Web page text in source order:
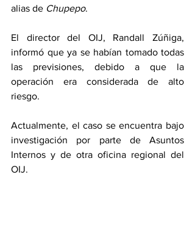
alias de Chupepo.
El director del OIJ, Randall Zúñiga,
informó que ya se habían tomado todas
las previsiones, debido a que la
operación era considerada de alto
riesgo.
Actualmente, el caso se encuentra bajo
investigación por parte de Asuntos
Internos y de otra oficina regional del
OIJ.